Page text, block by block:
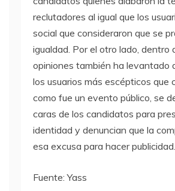
reclutadores al igual que los
social que consideraron que se
igualdad. Por el otro lado, dentro
opiniones también ha levantado
los usuarios más escépticos que
como fue un evento público, se
caras de los candidatos para
identidad y denuncian que la
esa excusa para hacer publicidad.
Fuente: Yass